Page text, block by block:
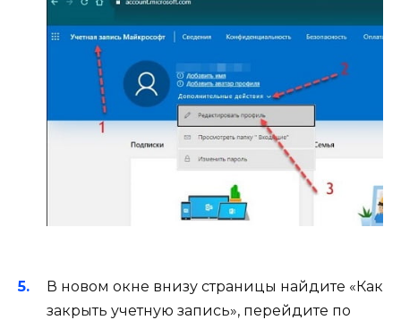
В новом окне внизу страницы найдите «Как
закрыть учетную запись», перейдите по